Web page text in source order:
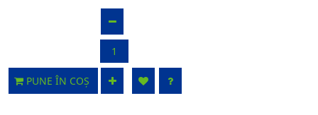
PUNE ÎN COȘ